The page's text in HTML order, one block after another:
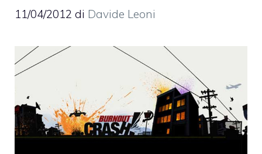
11/04/2012 di Davide Leoni